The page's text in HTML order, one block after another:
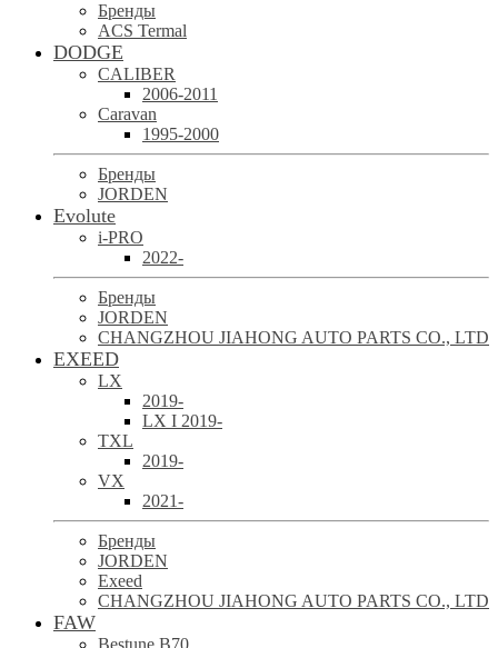
Бренды
ACS Termal
DODGE
CALIBER
2006-2011
Caravan
1995-2000
Бренды
JORDEN
Evolute
i-PRO
2022-
Бренды
JORDEN
CHANGZHOU JIAHONG AUTO PARTS CO., LTD
EXEED
LX
2019-
LX I 2019-
TXL
2019-
VX
2021-
Бренды
JORDEN
Exeed
CHANGZHOU JIAHONG AUTO PARTS CO., LTD
FAW
Bestune B70